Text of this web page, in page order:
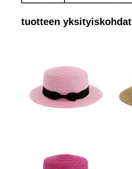
tuotteen yksityiskohdat